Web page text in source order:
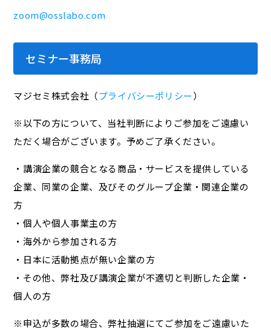
zoom@osslabo.com
セミナー事務局
マジセミ株式会社（プライバシーポリシー）
※以下の方について、当社判断によりご参加をご遠慮い
ただく場合がございます。予めご了承ください。
・講演企業の競合となる商品・サービスを提供している
企業、同業の企業、及びそのグループ企業・関連企業の
方
・個人や個人事業主の方
・海外から参加される方
・日本に活動拠点が無い企業の方
・その他、弊社及び講演企業が不適切と判断した企業・
個人の方
※申込が多数の場合、弊社抽選にてご参加をご遠慮いた